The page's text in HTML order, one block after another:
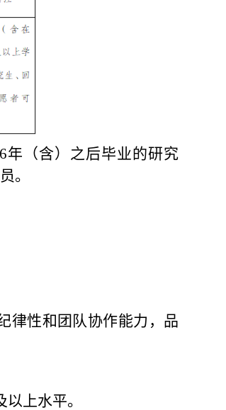
6年（含）之后毕业的研究
。
律性和团队协作能力，品
以上水平。